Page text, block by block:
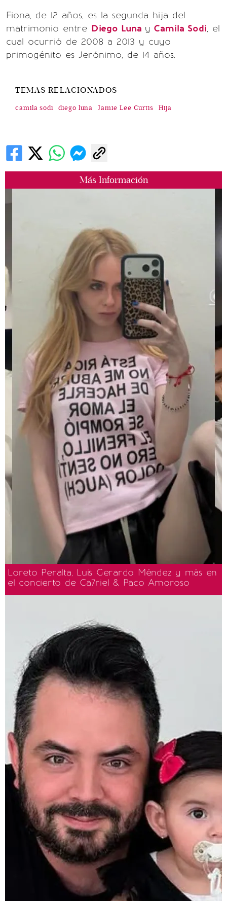
Más Información
Loreto Peralta, Luis Gerardo Méndez y más en
el concierto de Ca7riel & Paco Amoroso
Fiona, de 12 años, es la segunda hija del
matrimonio entre Diego Luna y Camila Sodi, el
cual ocurrió de 2008 a 2013 y cuyo
primogénito es Jerónimo, de 14 años.
TEMAS RELACIONADOS
camila sodi diego luna Jamie Lee Curtis Hija